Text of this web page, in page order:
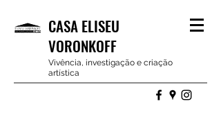
CASA ELISEU
VORONKOFF
Vivência, investigação e criação
artística